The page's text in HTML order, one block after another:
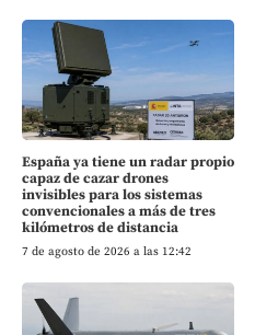
España ya tiene un radar propio
capaz de cazar drones
invisibles para los sistemas
convencionales a más de tres
kilómetros de distancia
7 de agosto de 2026 a las 12:42